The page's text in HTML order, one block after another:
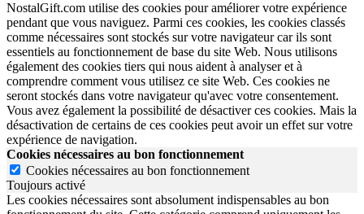
NostalGift.com utilise des cookies pour améliorer votre expérience
pendant que vous naviguez. Parmi ces cookies, les cookies classés
comme nécessaires sont stockés sur votre navigateur car ils sont
essentiels au fonctionnement de base du site Web. Nous utilisons
également des cookies tiers qui nous aident à analyser et à
comprendre comment vous utilisez ce site Web. Ces cookies ne
seront stockés dans votre navigateur qu'avec votre consentement.
Vous avez également la possibilité de désactiver ces cookies. Mais la
désactivation de certains de ces cookies peut avoir un effet sur votre
expérience de navigation.
Cookies nécessaires au bon fonctionnement
Cookies nécessaires au bon fonctionnement
Toujours activé
Les cookies nécessaires sont absolument indispensables au bon